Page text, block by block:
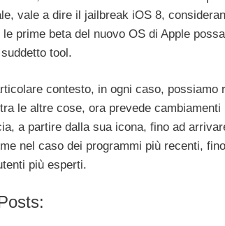
vale a dire il jailbreak iOS 8,
prime beta del nuovo OS di Apple
tool.
contesto, in ogni caso, possiamo
le altre cose, ora prevede
a partire dalla sua icona, fino ad
nel caso dei programmi più recenti,
più esperti.